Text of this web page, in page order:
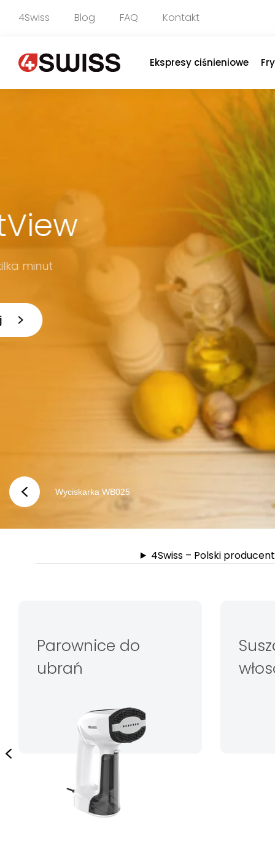
4Swiss Blog FAQ Kontakt
Ekspresy ciśnieniowe
CleanBooster
Nowa jakość sprzątania w Twoim domu
Dowiedz się więcej
SkylightView
4Swiss – Polski
Parownice do
ubrań